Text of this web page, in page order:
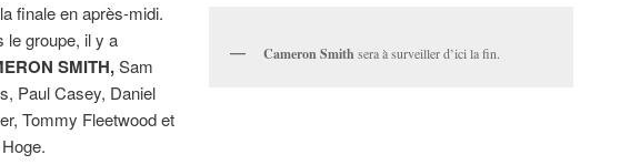
Cameron Smith sera à surveiller d’ici la fin.
finale en après-midi.
le groupe, il y a
SMITH,Sam
Paul Casey, Daniel
Tommy Fleetwood et